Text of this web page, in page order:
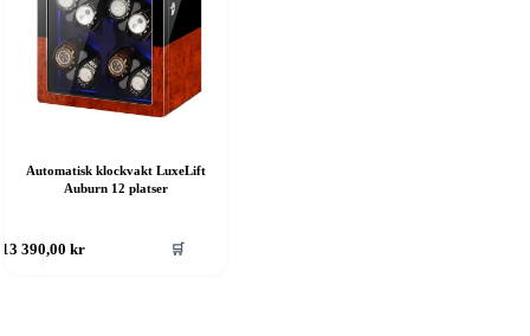
Automatisk klockvakt LuxeLift
Auburn 12 platser
13 390,00 kr 🛒